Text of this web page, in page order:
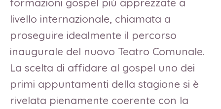
livello internazionale, chiamata a
proseguire idealmente il percorso
inaugurale del nuovo Teatro Comunale.
La scelta di affidare al gospel uno dei
primi appuntamenti della stagione si è
rivelata pienamente coerente con la